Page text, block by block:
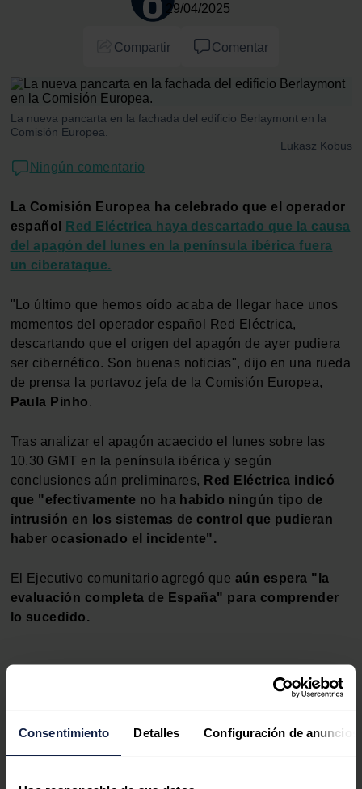
Consentimiento Detalles Configuración de anuncios
29/04/2025
Compartir Comentar
La nueva pancarta en la fachada del edificio Berlaymont en la
Comisión Europea.
Lukasz Kobus
Ningún comentario
La Comisión Europea ha celebrado que el operador
español
Red Eléctrica haya descartado que la causa
del apagón del lunes en la península ibérica fuera
un ciberataque.
"Lo último que hemos oído acaba de llegar hace unos
momentos del operador español Red Eléctrica,
descartando que el origen del apagón de ayer pudiera
ser cibernético. Son buenas noticias", dijo en una rueda
de prensa la portavoz jefa de la Comisión Europea,
Paula Pinho.
Tras analizar el apagón acaecido el lunes sobre las
10.30 GMT en la península ibérica y según
conclusiones aún preliminares, Red Eléctrica indicó
que "efectivamente no ha habido ningún tipo de
intrusión en los sistemas de control que pudieran
haber ocasionado el incidente".
El Ejecutivo comunitario agregó que aún espera "la
evaluación completa de España" para comprender
lo sucedido.